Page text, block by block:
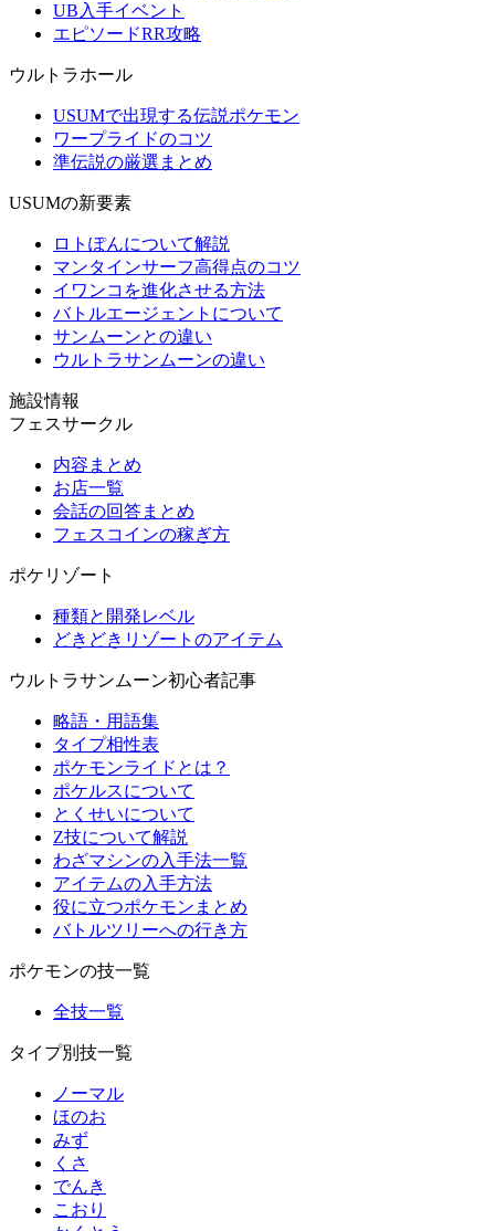
UB入手イベント
エピソードRR攻略
ウルトラホール
USUMで出現する伝説ポケモン
ワープライドのコツ
準伝説の厳選まとめ
USUMの新要素
ロトぽんについて解説
マンタインサーフ高得点のコツ
イワンコを進化させる方法
バトルエージェントについて
サンムーンとの違い
ウルトラサンムーンの違い
施設情報
フェスサークル
内容まとめ
お店一覧
会話の回答まとめ
フェスコインの稼ぎ方
ポケリゾート
種類と開発レベル
どきどきリゾートのアイテム
ウルトラサンムーン初心者記事
略語・用語集
タイプ相性表
ポケモンライドとは？
ポケルスについて
とくせいについて
Z技について解説
わざマシンの入手法一覧
アイテムの入手方法
役に立つポケモンまとめ
バトルツリーへの行き方
ポケモンの技一覧
全技一覧
タイプ別技一覧
ノーマル
ほのお
みず
くさ
でんき
こおり